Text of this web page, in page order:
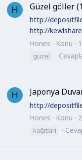
H Güzel göller
http://
http://
Hones
Konu
güzel
H Japonya
http://
Hones
Konu
kağıtları